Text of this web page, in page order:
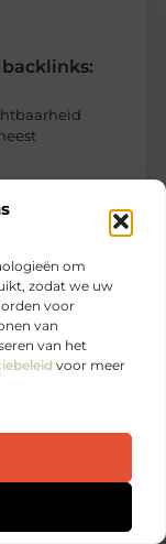
om
zodat we uw
voor
van
van het
voor meer